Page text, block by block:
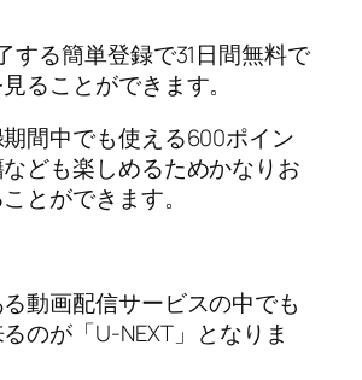
する簡単登録で31日間無料で
ることができます。
間中でも使える600ポイン
なども楽しめるためかなりお
とができます。
動画配信サービスの中でも
のが「U-NEXT」となりま